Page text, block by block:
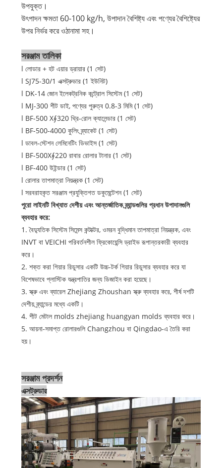
উপযুক্ত।
উৎপাদন ক্ষমতা 60-100 kg/h, উপাদান বৈশিষ্ট্য এবং পণ্যের বৈশিষ্ট্যের
উপর নির্ভর করে ওঠানামা সহ।
সরঞ্জাম তালিকা
l লোডার + হট এয়ার ড্রায়ার (1 সেট)
l SJ75-30/1 এক্সট্রুডার (1 ইউনিট)
l DK-14 জোন ইলেকট্রনিক কন্ট্রোল সিস্টেম (1 সেট)
l MJ-300 শীট ডাই, পণ্যের পুরুত্ব 0.8-3 মিমি (1 সেট)
l BF-500 X∮320 থ্রি-রোল ক্যালেন্ডার (1 সেট)
l BF-500-4000 কুলিং ব্র্যাকেট (1 সেট)
l ডাবল-স্টেশন লেমিনেটিং ডিভাইস (1 সেট)
l BF-500X∮220 রাবার রোলার টানার (1 সেট)
l BF-400 উইন্ডার (1 সেট)
l রোলার তাপমাত্রা নিয়ন্ত্রক (1 সেট)
l সরবরাহকৃত সরঞ্জাম প্রযুক্তিগত ডকুমেন্টেশন (1 সেট)
পুরো লাইনটি বিখ্যাত দেশীয় এবং আন্তর্জাতিক ব্র্যান্ডগুলির প্রধান উপাদানগুলি
ব্যবহার করে:
1. বৈদ্যুতিক সিস্টেম সিমেন্স কন্টাক্টর, ওমরন বুদ্ধিমান তাপমাত্রা নিয়ন্ত্রক, এবং
INVT বা VEICHI পরিবর্তনশীল ফ্রিকোয়েন্সি ড্রাইভ রূপান্তরকারী ব্যবহার
করে।
2. শক্ত করা গিয়ার রিডুসার একটি উচ্চ-টর্ক গিয়ার রিডুসার ব্যবহার করে যা
বিশেষভাবে প্লাস্টিক যন্ত্রপাতির জন্য ডিজাইন করা হয়েছে।
3. স্ক্রু এবং ব্যারেল Zhejiang Zhoushan স্ক্রু ব্যবহার করে, শীর্ষ দশটি
দেশীয় ব্র্যান্ডের মধ্যে একটি।
4. শীট মেটাল molds zhejiang huangyan molds ব্যবহার করে।
5. আয়না-সমাপ্ত রোলারগুলি Changzhou বা Qingdao-এ তৈরি করা
হয়।
সরঞ্জাম প্রদর্শন
এক্সট্রুডার